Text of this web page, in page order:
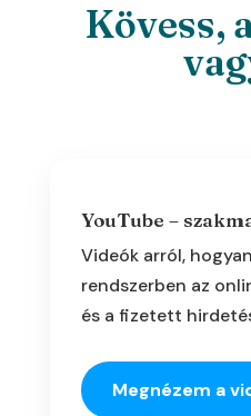
Kövess,
YouTube –
Videók arról,
rendszerben az
és a fizetett
Megnézem a